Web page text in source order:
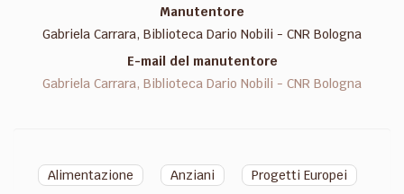
Manutentore
Gabriela Carrara, Biblioteca Dario Nobili - CNR Bologna
E-mail del manutentore
Gabriela Carrara, Biblioteca Dario Nobili - CNR Bologna
Alimentazione Anziani Progetti Europei